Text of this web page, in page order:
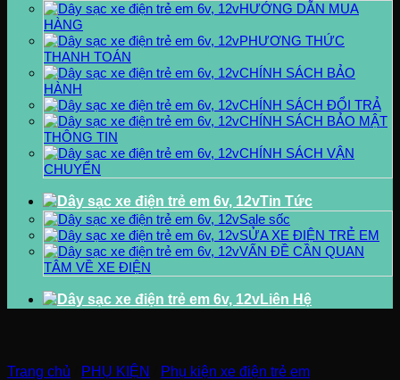
HƯỚNG DẪN MUA
HÀNG
PHƯƠNG THỨC
THANH TOÁN
CHÍNH SÁCH BẢO
HÀNH
CHÍNH SÁCH ĐỔI TRẢ
CHÍNH SÁCH BẢO MẬT
THÔNG TIN
CHÍNH SÁCH VẬN
CHUYỂN
Tin Tức
Sale sốc
SỬA XE ĐIỆN TRẺ EM
VẤN ĐỀ CẦN QUAN
TÂM VỀ XE ĐIỆN
Liên Hệ
Trang chủ PHỤ KIỆN Phụ kiện xe điện trẻ em